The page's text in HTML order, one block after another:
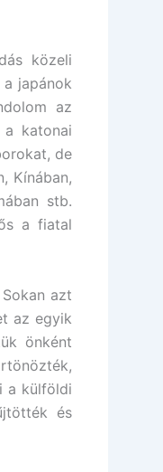
közeli
japánok
az
katonai
de
Kínában,
stb.
a fiatal
azt
az egyik
önként
a külföldi
és